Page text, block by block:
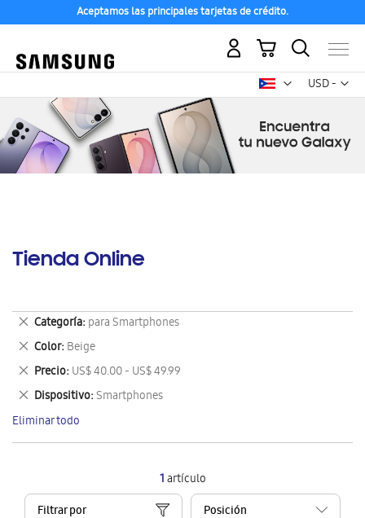
Aceptamos las principales tarjetas de crédito.
USD -
dólar
Mi carrito
Tienda Online
1artículo
Filtrar por
Categoría para Smartphones
Eliminar
este
artículo
Color Beige
Eliminar
este
artículo
Precio US$ 40.00 - US$ 49.99
Eliminar
este
artículo
Dispositivo Smartphones
Eliminar
este
artículo
Eliminar todo